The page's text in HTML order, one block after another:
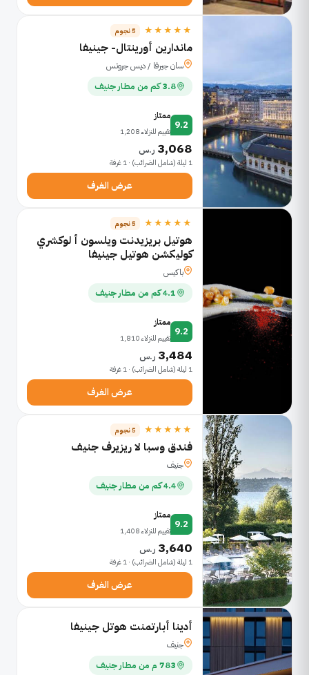
★★★★★ 5 نجوم
ماندارين أورينتال- جينيفا
سان جيرفا / ديس جروتس
3.8 كم من مطار جنيف
9.2
ممتاز
تقييم للنزلاء 1,208
3,068 ر.س
1 ليلة (شامل الضرائب) · 1 غرفة
عرض الغرف
★★★★★ 5 نجوم
هوتيل بريزيدنت ويلسون أ لوكشري
كوليكشن هوتيل جينيفا
باكيس
4.1 كم من مطار جنيف
9.2
ممتاز
تقييم للنزلاء 1,810
3,484 ر.س
1 ليلة (شامل الضرائب) · 1 غرفة
عرض الغرف
★★★★★ 5 نجوم
فندق وسبا لا ريزيرف جنيف
جنيف
4.4 كم من مطار جنيف
9.2
ممتاز
تقييم للنزلاء 1,408
3,640 ر.س
1 ليلة (شامل الضرائب) · 1 غرفة
عرض الغرف
أدينا أبارتمنت هوتل جينيفا
جنيف
783 م من مطار جنيف